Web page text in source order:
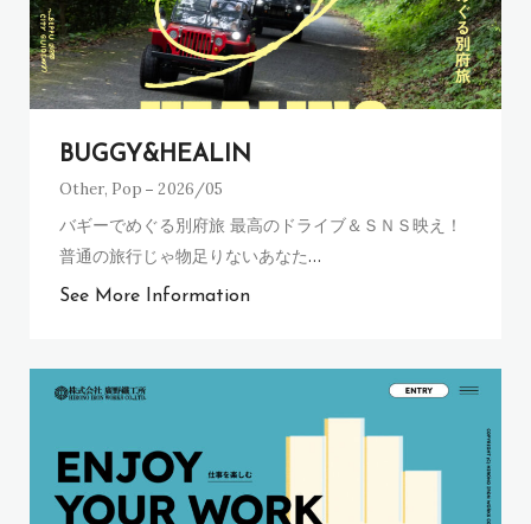
BUGGY&HEALIN
Other, Pop 2026/05
バギーでめぐる別府旅 最高のドライブ＆ＳＮＳ映え！
普通の旅行じゃ物足りないあなた…
See More Information